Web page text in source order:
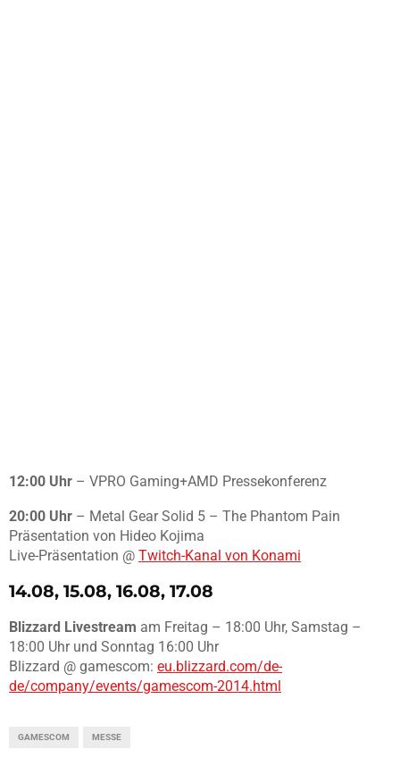
12:00 Uhr – VPRO Gaming+AMD Pressekonferenz
20:00 Uhr – Metal Gear Solid 5 – The Phantom Pain
Präsentation von Hideo Kojima
Live-Präsentation @ Twitch-Kanal von Konami
14.08, 15.08, 16.08, 17.08
Blizzard Livestream am Freitag – 18:00 Uhr, Samstag –
18:00 Uhr und Sonntag 16:00 Uhr
Blizzard @ gamescom: eu.blizzard.com/de-
de/company/events/gamescom-2014.html
GAMESCOM MESSE